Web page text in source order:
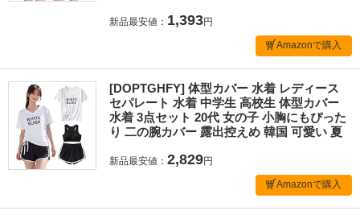
新品最安値： 1,393円
Amazonで購入
[DOPTGHFY] 体型カバー 水着 レディース
セパレート 水着 中学生 高校生 体型カバー
水着 3点セット 20代 女の子 小胸にもぴった
り 二の腕カバー 露出控えめ 韓国 可愛い 夏
新品最安値： 2,829円
Amazonで購入